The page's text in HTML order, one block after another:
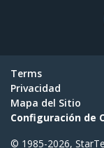
Terms
Privacidad
Mapa del Sitio
Configuración de
© 1985-2026,